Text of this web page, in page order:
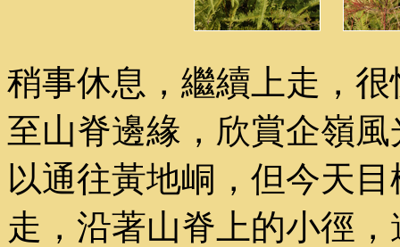
稍事休息，繼續上走，
至山脊邊緣，欣賞企嶺
以通往黃地峒，但今天
走，沿著山脊上的小徑